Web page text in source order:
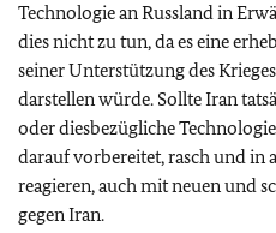
Technologie an Russland in
dies nicht zu tun, da es eine
seiner Unterstützung des
darstellen würde. Sollte Iran
oder diesbezügliche
darauf vorbereitet, rasch und in
reagieren, auch mit neuen und
gegen Iran.